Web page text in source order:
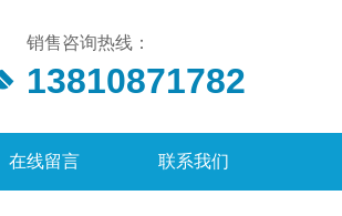
销售咨询热线：
13810871782
在线留言 联系我们